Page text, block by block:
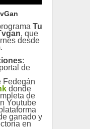
Tu
, que
desde
:
de
Fedegán
donde
de
Youtube
ganado y
en